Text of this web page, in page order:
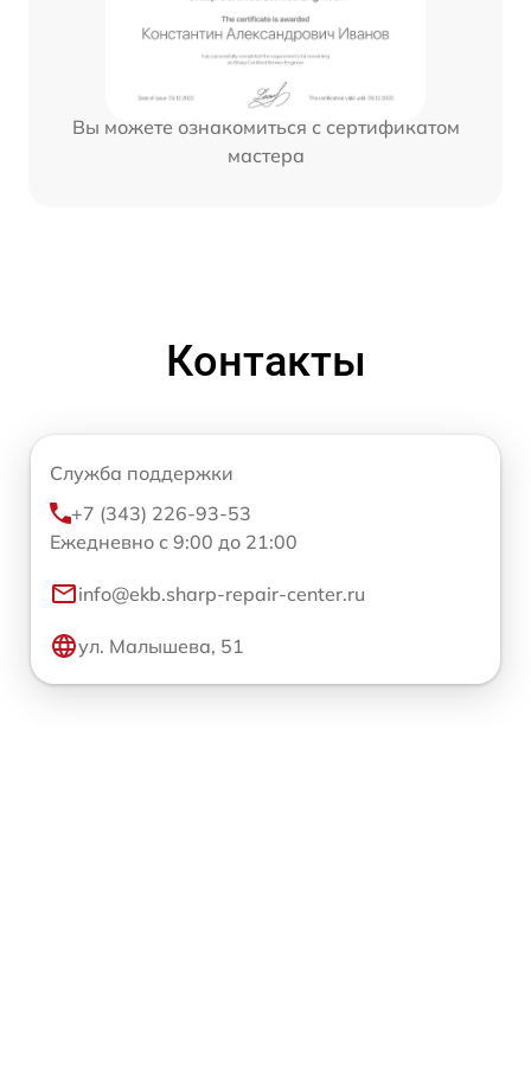
Вы можете ознакомиться с сертификатом
мастера
Контакты
Служба поддержки
+7 (343) 226-93-53
Ежедневно с 9:00 до 21:00
info@ekb.sharp-repair-center.ru
ул. Малышева, 51